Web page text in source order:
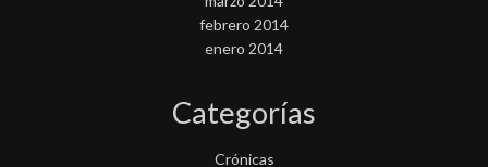
febrero 2014
enero 2014
Categorías
Crónicas